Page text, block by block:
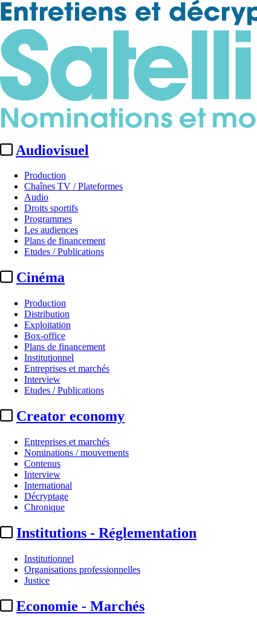
Audiovisuel
Production
Chaînes TV / Plateformes
Audio
Droits sportifs
Programmes
Les audiences
Plans de financement
Etudes / Publications
Cinéma
Production
Distribution
Exploitation
Box-office
Plans de financement
Institutionnel
Entreprises et marchés
Interview
Etudes / Publications
Creator economy
Entreprises et marchés
Nominations / mouvements
Contenus
Interview
International
Décryptage
Chronique
Institutions - Réglementation
Institutionnel
Organisations professionnelles
Justice
Economie - Marchés
A la Une
CNC / Ifcic / Bpifrance :
Actualité n° 263273| Publié le 07 juin 2022 16:40
...